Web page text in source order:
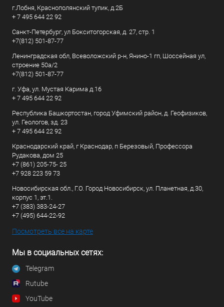
г.Лобня, Краснополянский тупик, д.2Б
+ 7 495 644 22 92
Санкт-Петербург, ул Бокситогорская, д. 27, стр. 1
+7(812) 501-87-77
Ленинградская обл, Всеволожский р-н, Янино-1 гп, Шоссейная ул,
строение 50а/2
+7(812) 501-87-77
г. Уфа, ул. Мустая Карима д.16
+ 7 495 644 22 92
Республика Башкортостан, город Уфимский район, д. Геофизиков,
ул. Геологов, зд. 23
+ 7 495 644 22 92
Краснодарский край, г Краснодар, п Березовый, Профессора
Рудакова, дом 25
+7 (861) 205-75- 25
+7 928 223 59 73
Новосибирская обл., Г.О. Город Новосибирск, ул. Планетная, д.30,
корпус 1, эт.1.
+7 (383) 383-24-27
+7 (495) 644-22-92
Посмотреть все на карте
Мы в социальных сетях:
Telegram
Rutube
YouTube